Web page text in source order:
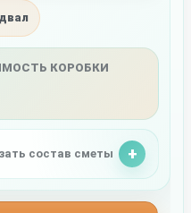
КОРОБКИ
состав сметы